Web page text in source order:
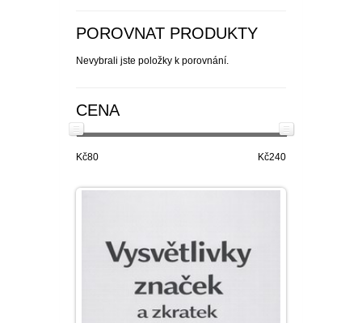
POROVNAT PRODUKTY
Nevybrali jste položky k porovnání.
CENA
Kč80 Kč240